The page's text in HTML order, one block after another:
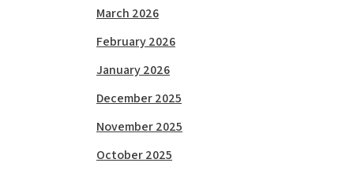
March 2026
February 2026
January 2026
December 2025
November 2025
October 2025